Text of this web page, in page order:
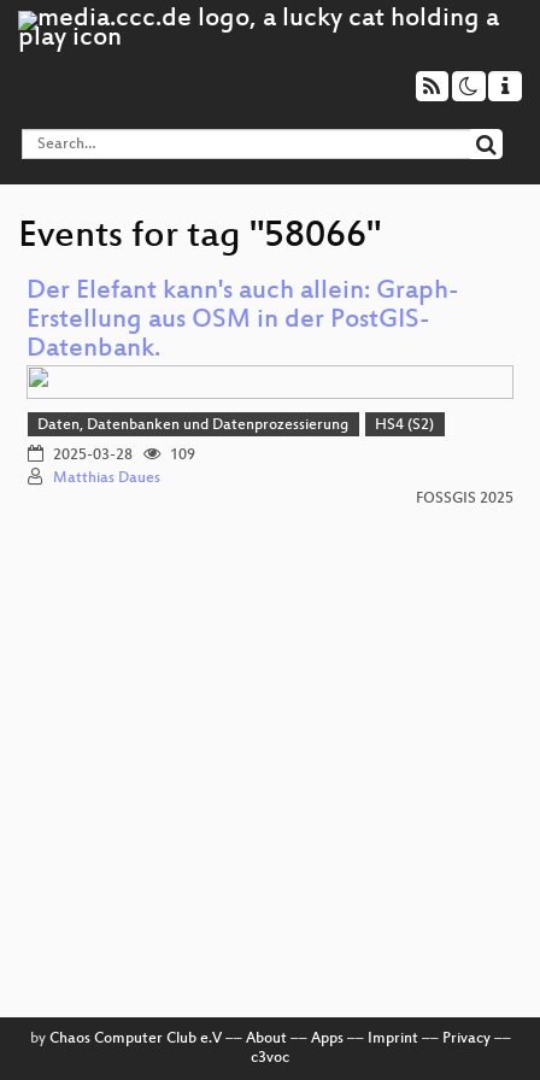
Events for tag "58066"
Der Elefant kann's auch allein: Graph-
Erstellung aus OSM in der PostGIS-
Datenbank.
Daten, Datenbanken und Datenprozessierung
HS4 (S2)
2025-03-28
109
Matthias Daues
FOSSGIS 2025
by Chaos Computer Club e.V–– About–– Apps–– Imprint–– Privacy––
c3voc